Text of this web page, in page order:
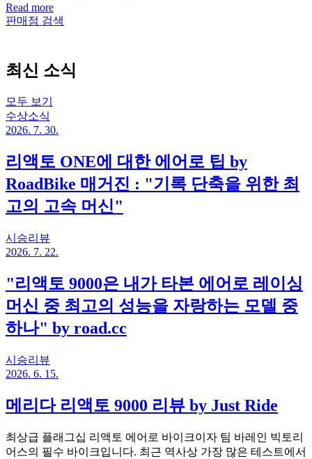
Read more
판매점 검색
최신 소식
모두 보기
수상소식
2026. 7. 30.
리액토 ONE에 대한 에어로 팁 by
RoadBike 매거진 : "기록 단축을 위한 최
고의 고속 머신"
시승리뷰
2026. 7. 22.
"리액토 9000은 내가 타본 에어로 레이싱
머신 중 최고의 성능을 자랑하는 모델 중
하나" by road.cc
시승리뷰
2026. 6. 15.
메리다 리액토 9000 리뷰 by Just Ride
최상급 플래그십 리액토 에어로 바이크이자 팀 바레인 빅토리
어스의 필수 바이크입니다. 최근 역사상 가장 많은 테스트에서